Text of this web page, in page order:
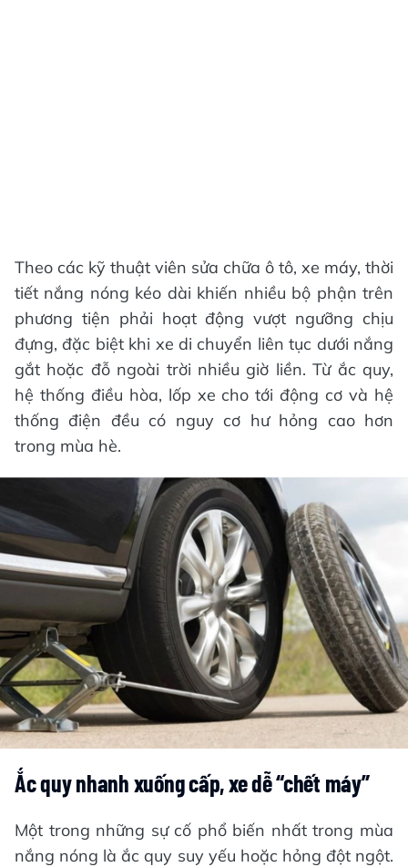
Theo các kỹ thuật viên sửa chữa ô tô, xe máy, thời
tiết nắng nóng kéo dài khiến nhiều bộ phận trên
phương tiện phải hoạt động vượt ngưỡng chịu
đựng, đặc biệt khi xe di chuyển liên tục dưới nắng
gắt hoặc đỗ ngoài trời nhiều giờ liền. Từ ắc quy,
hệ thống điều hòa, lốp xe cho tới động cơ và hệ
thống điện đều có nguy cơ hư hỏng cao hơn
trong mùa hè.
Ắc quy nhanh xuống cấp, xe dễ “chết máy”
Một trong những sự cố phổ biến nhất trong mùa
nắng nóng là ắc quy suy yếu hoặc hỏng đột ngột.